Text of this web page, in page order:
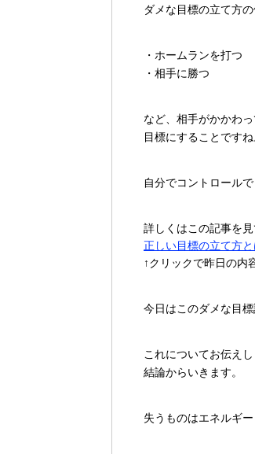
ダメな目標の立て方
・ホームランを打つ
・相手に勝つ
など、相手がかかわ
目標にすることですね
自分でコントロールで
詳しくはこの記事を見
正しい目標の立て方と
↑クリックで昨日の内
今日はこのダメな目
これについてお伝えし
結論からいきます。
失うものはエネルギー